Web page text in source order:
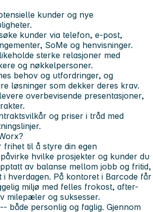
kunder og nye
kunder via telefon, e-post,
SoMe og henvisninger.
sterke relasjoner med
og nøkkelpersoner.
behov og utfordringer, og
løsninger som dekker deres krav.
overbevisende presentasjoner,
og priser i tråd med
frihet til å styre din egen
hvilke prosjekter og kunder du
av balanse mellom jobb og fritid,
hverdagen. På kontoret i Barcode får
miljø med felles frokost, after-
milepæler og suksesser.
både personlig og faglig. Gjennom